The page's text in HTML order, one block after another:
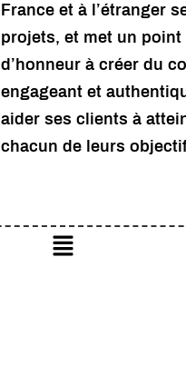
France et à l’étranger
projets, et met un point
d’honneur à créer du
engageant et
aider ses clients à
chacun de leurs